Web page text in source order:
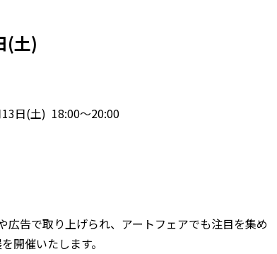
(土)
日(土) 18:00～20:00
告で取り上げられ、アートフェアでも注目を集め
開催いたします。